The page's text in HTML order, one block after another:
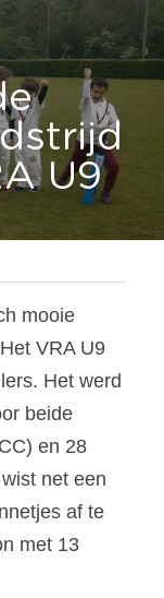
U9
mooie
VRA U9
Het werd
beide
en 28
net een
af te
met 13